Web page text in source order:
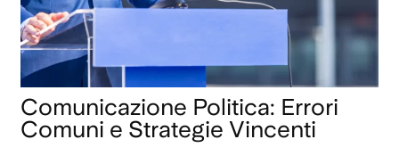
Comunicazione Politica: Errori
Comuni e Strategie Vincenti